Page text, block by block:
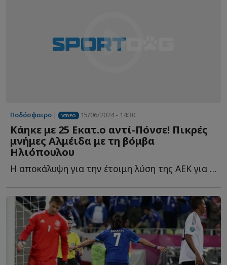
Ποδόσφαιρο | VIDEO 15/06/2024 - 14:30
Κάηκε με 25 Εκατ.ο αντί-Πόνσε! Πικρές
μνήμες Αλμέιδα με τη βόμβα
Ηλιόπουλου
Η αποκάλυψη για την έτοιμη λύση της ΑΕΚ για τον αντικαταστάτη τ...